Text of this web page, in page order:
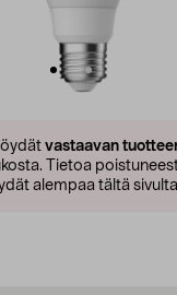
vastaavan
Tietoa
alempaa tältä